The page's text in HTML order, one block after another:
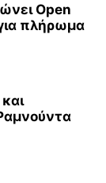
Open
πλήρωμα